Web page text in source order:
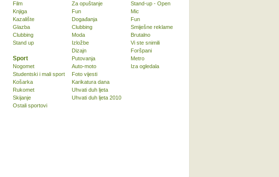
Film
Knjiga
Kazalište
Glazba
Clubbing
Stand up
Sport
Nogomet
Studentski i mali sport
Košarka
Rukomet
Skijanje
Ostali sportovi
Za opuštanje
Fun
Događanja
Clubbing
Moda
Izložbe
Dizajn
Putovanja
Auto-moto
Foto vijesti
Karikatura dana
Uhvati duh ljeta
Uhvati duh ljeta 2010
Stand-up - Open
Mic
Fun
Smiješne reklame
Brutalno
Vi ste snimili
Foršpani
Metro
Iza ogledala